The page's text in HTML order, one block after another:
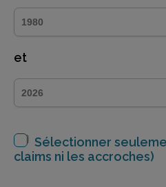
et
Sélectionner
claims ni les accroches)